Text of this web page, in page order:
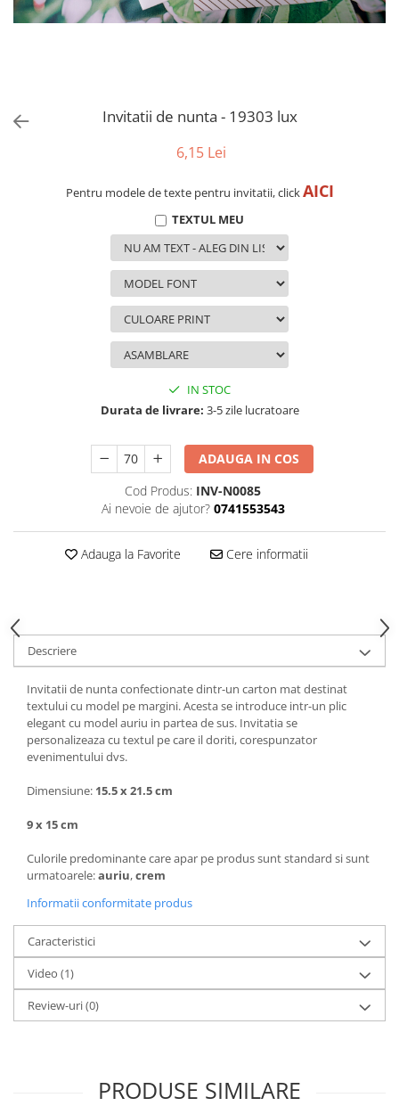
Puzzle personalizat
Tricouri personalizate
Set cadou
evenimente
Invitatii de nunta - 19303 lux
6,15 Lei
Pentru modele de texte pentru invitatii, clickAICI
TEXTUL MEU
IN STOC
Durata de livrare: 3-5 zile lucratoare
ADAUGA IN COS
Cod Produs: INV-N0085
Ai nevoie de ajutor? 0741553543
Adauga la Favorite Cere informatii
Descriere
Invitatii de nunta confectionate dintr-un carton mat destinat
textului cu model pe margini. Acesta se introduce intr-un plic
elegant cu model auriu in partea de sus. Invitatia se
personalizeaza cu textul pe care il doriti, corespunzator
evenimentului dvs.
Dimensiune: 15.5 x 21.5 cm
9 x 15 cm
Culorile predominante care apar pe produs sunt standard si sunt
urmatoarele:auriu,crem
Informatii conformitate produs
Caracteristici
Video (1)
Review-uri(0)
PRODUSE SIMILARE